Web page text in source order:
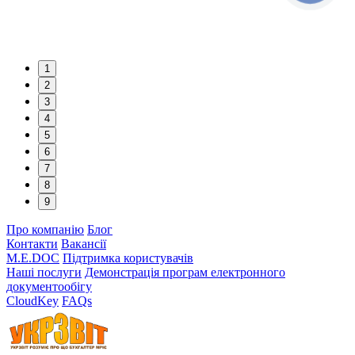
1
2
3
4
5
6
7
8
9
Про компанію Блог
Контакти Вакансії
M.E.DOC Підтримка користувачів
Наші послуги Демонстрація програм електронного
документообігу
CloudKey FAQs